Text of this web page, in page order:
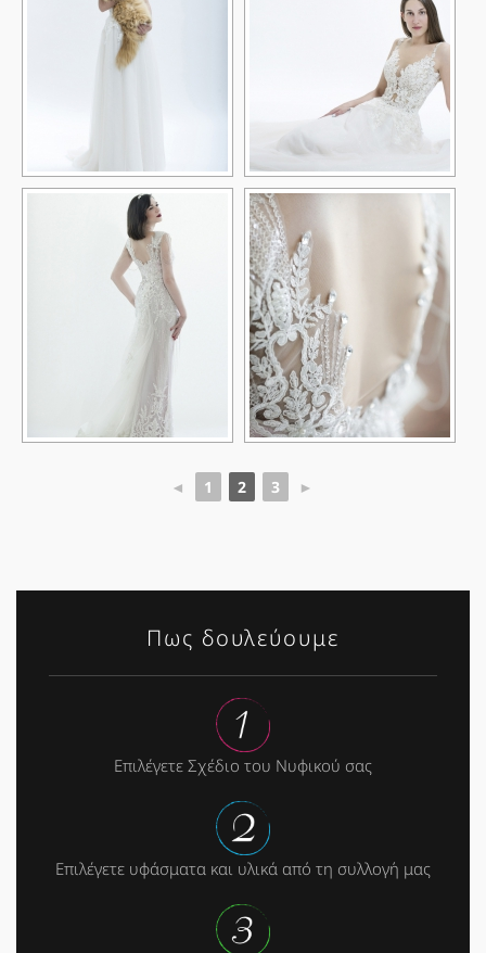
◄ 1 2 3 ►
Πως δουλεύουμε
Επιλέγετε Σχέδιο του Νυφικού σας
Επιλέγετε υφάσματα και υλικά από τη συλλογή μας